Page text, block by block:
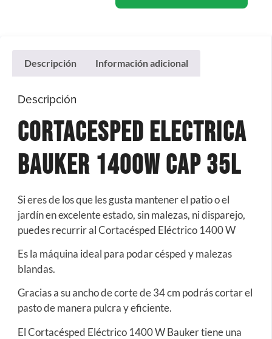
Descripción Información adicional
Descripción
Cortacesped Electrica
Bauker 1400w Cap 35L
Si eres de los que les gusta mantener el patio o el
jardín en excelente estado, sin malezas, ni disparejo,
puedes recurrir al Cortacésped Eléctrico 1400 W
Es la máquina ideal para podar césped y malezas
blandas.
Gracias a su ancho de corte de 34 cm podrás cortar el
pasto de manera pulcra y eficiente.
El Cortacésped Eléctrico 1400 W Bauker tiene una